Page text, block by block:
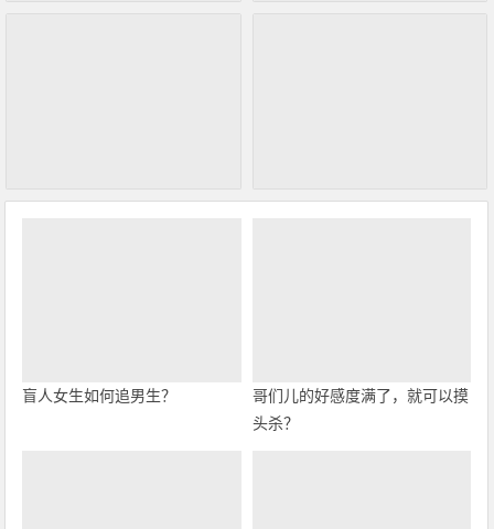
盲人女生如何追男生？
哥们儿的好感度满了，就可以摸
头杀？